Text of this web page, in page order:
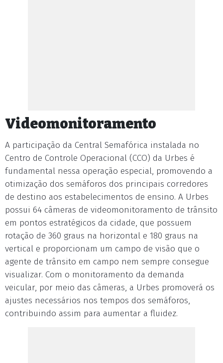
Videomonitoramento
A participação da Central Semafórica instalada no
Centro de Controle Operacional (CCO) da Urbes é
fundamental nessa operação especial, promovendo a
otimização dos semáforos dos principais corredores
de destino aos estabelecimentos de ensino. A Urbes
possui 64 câmeras de videomonitoramento de trânsito
em pontos estratégicos da cidade, que possuem
rotação de 360 graus na horizontal e 180 graus na
vertical e proporcionam um campo de visão que o
agente de trânsito em campo nem sempre consegue
visualizar. Com o monitoramento da demanda
veicular, por meio das câmeras, a Urbes promoverá os
ajustes necessários nos tempos dos semáforos,
contribuindo assim para aumentar a fluidez.